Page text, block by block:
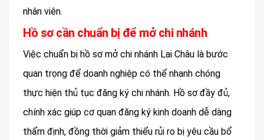
nhân viên.
Hồ sơ cần chuẩn bị để mở chi nhánh
Việc chuẩn bị hồ sơ mở chi nhánh Lai Châu là bước
quan trọng để doanh nghiệp có thể nhanh chóng
thực hiện thủ tục đăng ký chi nhánh. Hồ sơ đầy đủ,
chính xác giúp cơ quan đăng ký kinh doanh dễ dàng
thẩm định, đồng thời giảm thiểu rủi ro bị yêu cầu bổ